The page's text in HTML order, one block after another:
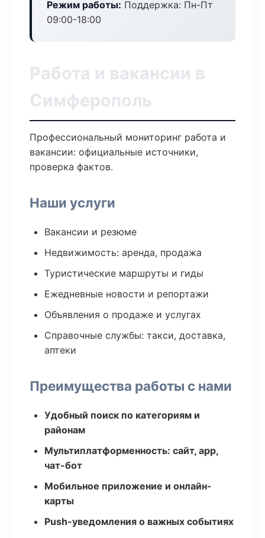
Режим работы: Поддержка: Пн-Пт
09:00-18:00
Работа и вакансии в
Симферополь
Профессиональный мониторинг работа и
вакансии: официальные источники,
проверка фактов.
Наши услуги
Вакансии и резюме
Недвижимость: аренда, продажа
Туристические маршруты и гиды
Ежедневные новости и репортажи
Объявления о продаже и услугах
Справочные службы: такси, доставка,
аптеки
Преимущества работы с нами
Удобный поиск по категориям и
районам
Мультиплатформенность: сайт, app,
чат-бот
Мобильное приложение и онлайн-
карты
Push-уведомления о важных событиях